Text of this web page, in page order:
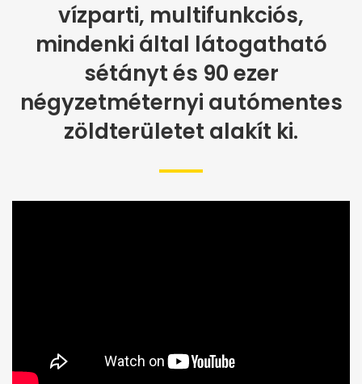
vízparti, multifunkciós,
mindenki által látogatható
sétányt és 90 ezer
négyzetméternyi autómentes
zöldterületet alakít ki.